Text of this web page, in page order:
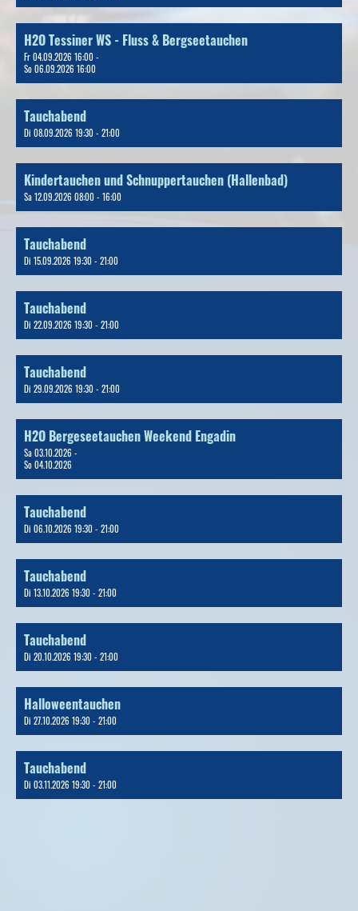
H2O Tessiner WS - Fluss & Bergseetauchen
Fr 04.09.2026 16:00 -
So 06.09.2026 16:00
Tauchabend
Di 08.09.2026 19:30 - 21:00
Kindertauchen und Schnuppertauchen (Hallenbad)
Sa 12.09.2026 08:00 - 16:00
Tauchabend
Di 15.09.2026 19:30 - 21:00
Tauchabend
Di 22.09.2026 19:30 - 21:00
Tauchabend
Di 29.09.2026 19:30 - 21:00
H2O Bergeseetauchen Weekend Engadin
Sa 03.10.2026 -
So 04.10.2026
Tauchabend
Di 06.10.2026 19:30 - 21:00
Tauchabend
Di 13.10.2026 19:30 - 21:00
Tauchabend
Di 20.10.2026 19:30 - 21:00
Halloweentauchen
Di 27.10.2026 19:30 - 21:00
Tauchabend
Di 03.11.2026 19:30 - 21:00